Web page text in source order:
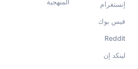
المنهجية إنستغرام
فيس بوك
Reddit
لينكد إن